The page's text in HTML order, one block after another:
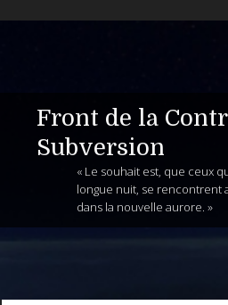
Front de la
Subversion
« Le souhait est, que ceux
longue nuit, se rencontrent
dans la nouvelle aurore. »